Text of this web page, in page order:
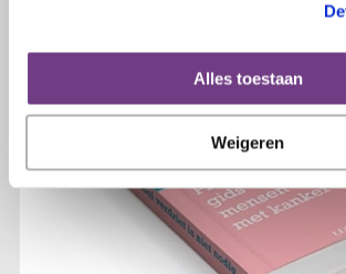
Alles toestaan
Weigeren